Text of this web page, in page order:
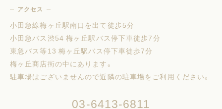
アクセス
小田急線梅ヶ丘駅南口を出て徒歩5分
小田急バス渋54 梅ヶ丘駅バス停下車徒歩7分
東急バス等13 梅ヶ丘駅バス停下車徒歩7分
梅ヶ丘商店街の中にあります。
駐車場はございませんので近隣の駐車場をご利用ください。
03-6413-6811